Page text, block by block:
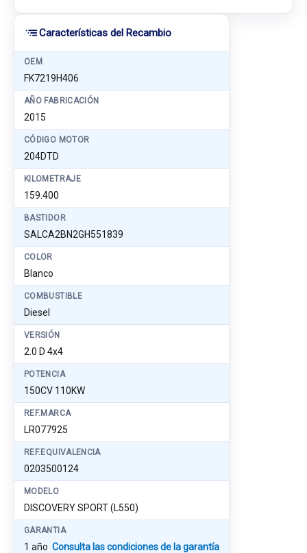
Características del Recambio
OEM
FK7219H406
AÑO FABRICACIÓN
2015
CÓDIGO MOTOR
204DTD
KILOMETRAJE
159.400
BASTIDOR
SALCA2BN2GH551839
COLOR
Blanco
COMBUSTIBLE
Diesel
VERSIÓN
2.0 D 4x4
POTENCIA
150CV 110KW
REF.MARCA
LR077925
REF.EQUIVALENCIA
0203500124
MODELO
DISCOVERY SPORT (L550)
GARANTIA
1 año Consulta las condiciones de la garantía